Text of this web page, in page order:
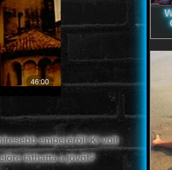
emberéről! Ki volt
láthatta a jövőt?